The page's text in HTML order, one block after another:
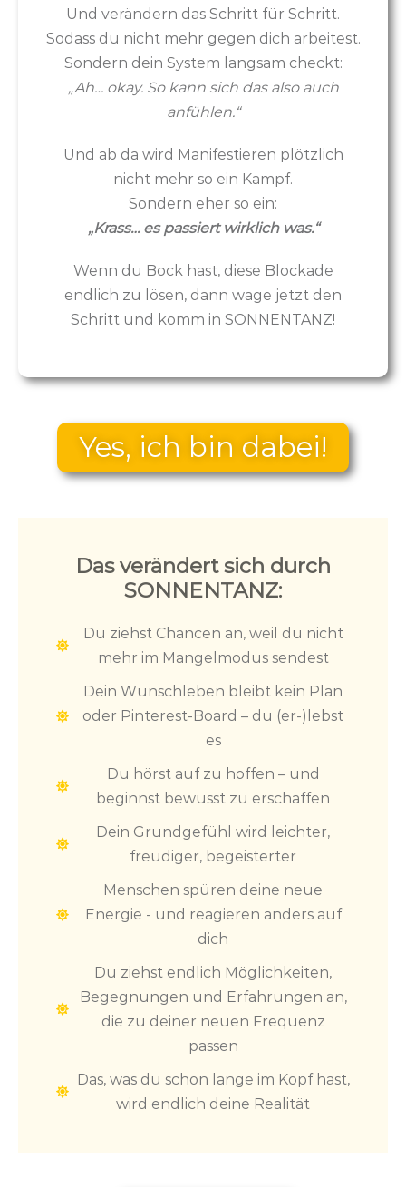
Und verändern das Schritt für Schritt.
Sodass du nicht mehr gegen dich arbeitest.
Sondern dein System langsam checkt:
„Ah… okay. So kann sich das also auch
anfühlen.“
Und ab da wird Manifestieren plötzlich
nicht mehr so ein Kampf.
Sondern eher so ein:
„Krass… es passiert wirklich was.“
Wenn du Bock hast, diese Blockade
endlich zu lösen, dann wage jetzt den
Schritt und komm in SONNENTANZ!
Yes, ich bin dabei!
Das verändert sich durch
SONNENTANZ:
Du ziehst Chancen an, weil du nicht
mehr im Mangelmodus sendest
Dein Wunschleben bleibt kein Plan
oder Pinterest-Board – du (er-)lebst
es
Du hörst auf zu hoffen – und
beginnst bewusst zu erschaffen
Dein Grundgefühl wird leichter,
freudiger, begeisterter
Menschen spüren deine neue
Energie - und reagieren anders auf
dich
Du ziehst endlich Möglichkeiten,
Begegnungen und Erfahrungen an,
die zu deiner neuen Frequenz
passen
Das, was du schon lange im Kopf hast,
wird endlich deine Realität